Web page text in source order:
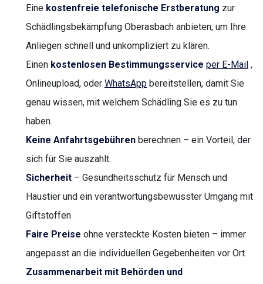
Eine kostenfreie telefonische Erstberatung zur
Schädlingsbekämpfung Oberasbach anbieten, um Ihre
Anliegen schnell und unkompliziert zu klären.
Einen kostenlosen Bestimmungsservice per E-Mail ,
Onlineupload, oder WhatsApp bereitstellen, damit Sie
genau wissen, mit welchem Schädling Sie es zu tun
haben.
Keine Anfahrtsgebühren berechnen – ein Vorteil, der
sich für Sie auszahlt.
Sicherheit – Gesundheitsschutz für Mensch und
Haustier und ein verantwortungsbewusster Umgang mit
Giftstoffen
Faire Preise ohne versteckte Kosten bieten – immer
angepasst an die individuellen Gegebenheiten vor Ort.
Zusammenarbeit mit Behörden und